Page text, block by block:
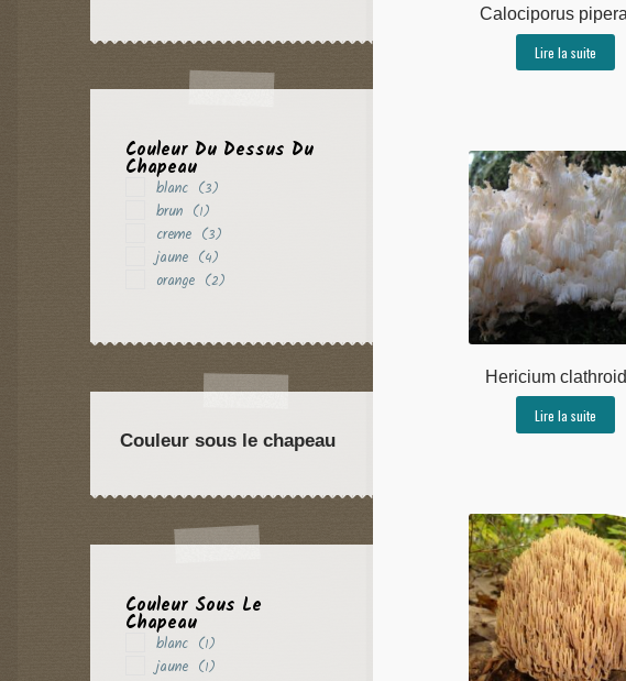
Calociporus
Lire la suite
Hericium
Lire la suite
Couleur Du Dessus Du
Chapeau
blanc (3)
brun (1)
creme (3)
jaune (4)
orange (2)
Couleur sous le chapeau
Couleur Sous Le
Chapeau
blanc (1)
jaune (1)